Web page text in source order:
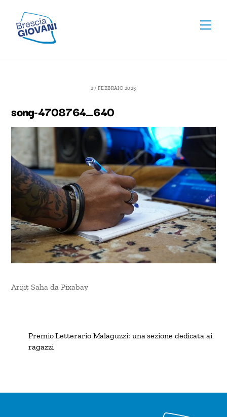
content
27 FEBBRAIO 2025
song-4708764_640
Arijit Saha da Pixabay
Premio Letterario Malaguzzi: una sezione dedicata ai
ragazzi